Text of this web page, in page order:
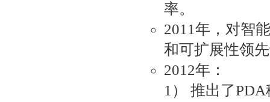
率。
2011年，对智
和可扩展性领
2012年：
1） 推出了